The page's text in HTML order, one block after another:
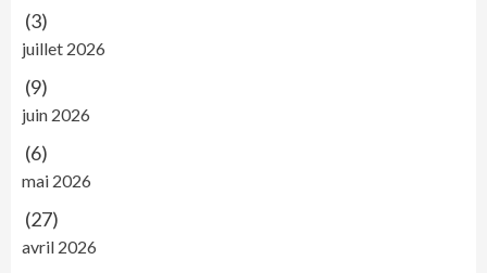
(3)
juillet 2026
(9)
juin 2026
(6)
mai 2026
(27)
avril 2026